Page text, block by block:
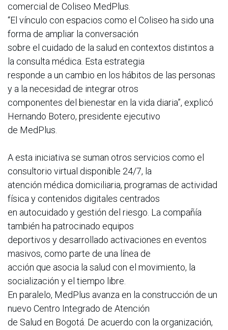
comercial de Coliseo MedPlus.
“El vínculo con espacios como el Coliseo ha sido una
forma de ampliar la conversación
sobre el cuidado de la salud en contextos distintos a
la consulta médica. Esta estrategia
responde a un cambio en los hábitos de las personas
y a la necesidad de integrar otros
componentes del bienestar en la vida diaria”, explicó
Hernando Botero, presidente ejecutivo
de MedPlus.
A esta iniciativa se suman otros servicios como el
consultorio virtual disponible 24/7, la
atención médica domiciliaria, programas de actividad
física y contenidos digitales centrados
en autocuidado y gestión del riesgo. La compañía
también ha patrocinado equipos
deportivos y desarrollado activaciones en eventos
masivos, como parte de una línea de
acción que asocia la salud con el movimiento, la
socialización y el tiempo libre.
En paralelo, MedPlus avanza en la construcción de un
nuevo Centro Integrado de Atención
de Salud en Bogotá. De acuerdo con la organización,